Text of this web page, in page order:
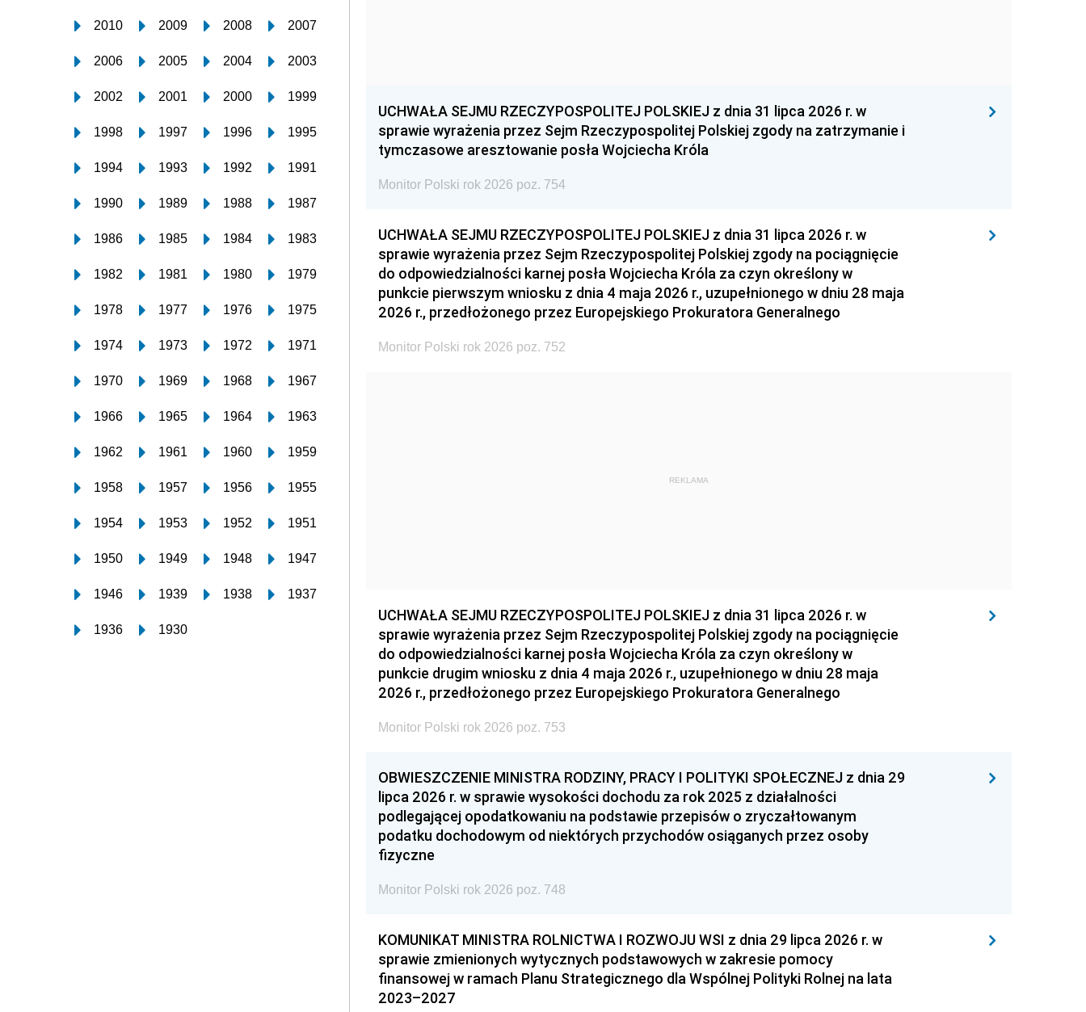
2010 2009 2008 2007
2006 2005 2004 2003
2002 2001 2000 1999
1998 1997 1996 1995
1994 1993 1992 1991
1990 1989 1988 1987
1986 1985 1984 1983
1982 1981 1980 1979
1978 1977 1976 1975
1974 1973 1972 1971
1970 1969 1968 1967
1966 1965 1964 1963
1962 1961 1960 1959
1958 1957 1956 1955
1954 1953 1952 1951
1950 1949 1948 1947
1946 1939 1938 1937
1936 1930
UCHWAŁA SEJMU RZECZYPOSPOLITEJ POLSKIEJ z dnia 31 lipca 2026 r. w
sprawie wyrażenia przez Sejm Rzeczypospolitej Polskiej zgody na zatrzymanie i
tymczasowe aresztowanie posła Wojciecha Króla
Monitor Polski rok 2026 poz. 754
UCHWAŁA SEJMU RZECZYPOSPOLITEJ POLSKIEJ z dnia 31 lipca 2026 r. w
sprawie wyrażenia przez Sejm Rzeczypospolitej Polskiej zgody na pociągnięcie
do odpowiedzialności karnej posła Wojciecha Króla za czyn określony w
punkcie pierwszym wniosku z dnia 4 maja 2026 r., uzupełnionego w dniu 28 maja
2026 r., przedłożonego przez Europejskiego Prokuratora Generalnego
Monitor Polski rok 2026 poz. 752
REKLAMA
UCHWAŁA SEJMU RZECZYPOSPOLITEJ POLSKIEJ z dnia 31 lipca 2026 r. w
sprawie wyrażenia przez Sejm Rzeczypospolitej Polskiej zgody na pociągnięcie
do odpowiedzialności karnej posła Wojciecha Króla za czyn określony w
punkcie drugim wniosku z dnia 4 maja 2026 r., uzupełnionego w dniu 28 maja
2026 r., przedłożonego przez Europejskiego Prokuratora Generalnego
Monitor Polski rok 2026 poz. 753
OBWIESZCZENIE MINISTRA RODZINY, PRACY I POLITYKI SPOŁECZNEJ z dnia 29
lipca 2026 r. w sprawie wysokości dochodu za rok 2025 z działalności
podlegającej opodatkowaniu na podstawie przepisów o zryczałtowanym
podatku dochodowym od niektórych przychodów osiąganych przez osoby
fizyczne
Monitor Polski rok 2026 poz. 748
KOMUNIKAT MINISTRA ROLNICTWA I ROZWOJU WSI z dnia 29 lipca 2026 r. w
sprawie zmienionych wytycznych podstawowych w zakresie pomocy
finansowej w ramach Planu Strategicznego dla Wspólnej Polityki Rolnej na lata
2023–2027